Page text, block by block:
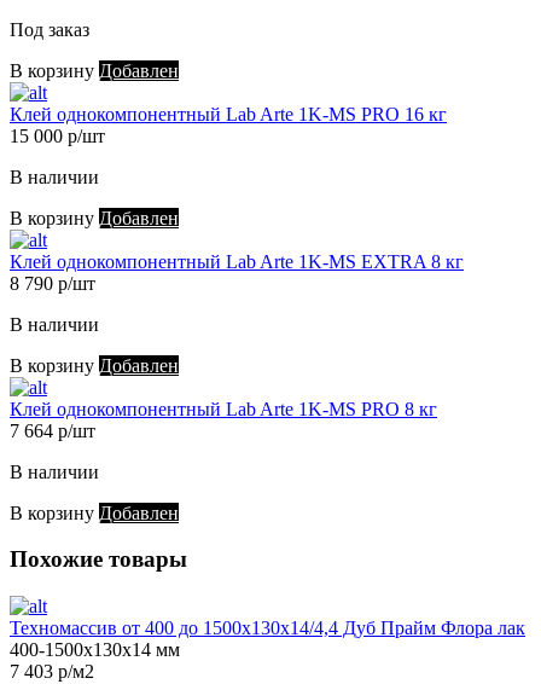
Под заказ
В корзину Добавлен
Клей однокомпонентный Lab Arte 1K-MS PRO 16 кг
15 000 р/шт
В наличии
В корзину Добавлен
Клей однокомпонентный Lab Arte 1K-MS EXTRA 8 кг
8 790 р/шт
В наличии
В корзину Добавлен
Клей однокомпонентный Lab Arte 1K-MS PRO 8 кг
7 664 р/шт
В наличии
В корзину Добавлен
Похожие товары
Техномассив от 400 до 1500х130х14/4,4 Дуб Прайм Флора лак
400-1500х130х14 мм
7 403 р/м2